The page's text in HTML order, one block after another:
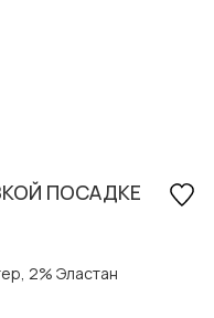
ПОСАДКЕ
2% Эластан